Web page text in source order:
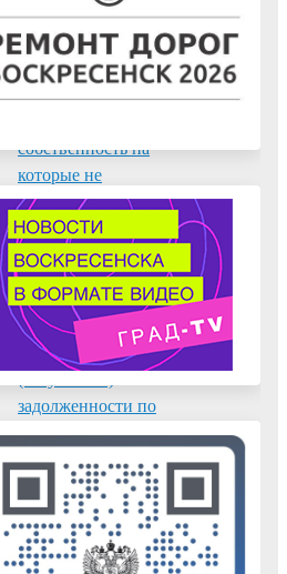
участков,
находящихся в
муниципальной
собственности или
собственность на
которые не
разграничена
Выдача справки
(акта) о наличии
задолженности по
арендной плате за
земельные участки,
находящиеся в
муниципальной
собственности или
государственная